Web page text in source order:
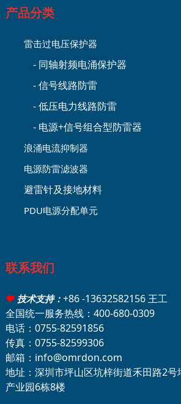
产品分类
雷击过电压保护器
- 同轴射频电涌保护器
- 信号线路防雷
- 低压电力线路防雷
- 电源+信号组合型防雷器
浪涌电流抑制器
电源防雷滤波器
避雷针及接地材料
PDU电源分配单元
联系我们
♥技术支持： +86 -13632582156 王工
全国统一服务热线：400-680-0309
电话：0755-82591856
传真：0755-82599306
邮箱：info@omrdon.com
地址：深圳市坪山区坑梓街道禾田路2
产业园6栋8楼